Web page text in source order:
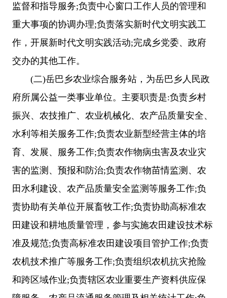
监督和指导服务;负责中心窗口工作人员的管理和
重大事项的协调办理;负责落实新时代文明实践工
作，开展新时代文明实践活动;完成乡党委、政府
交办的其他工作。
(二)岳巴乡农业综合服务站，为岳巴乡人民政
府所属公益一类事业单位。主要职责是:负责乡村
振兴、农技推广、农业机械化、农产品质量安全、
水利等相关服务工作;负责农业新型经营主体的培
育、发展、服务工作;负责农作物病虫害及农业灾
害的监测、预报和防治;负责农作物苗情监测、农
田水利建设、农产品质量安全监测等服务工作;负
责协助有关单位开展畜牧工作;负责协助高标准农
田建设和耕地质量管理，参与实施农田建设技术标
准及规范;负责高标准农田建设项目管护工作;负责
农机技术推广等服务工作;负责组织农机抗灾抢险
和跨区域作业;负责辖区农业重要生产资料供应保